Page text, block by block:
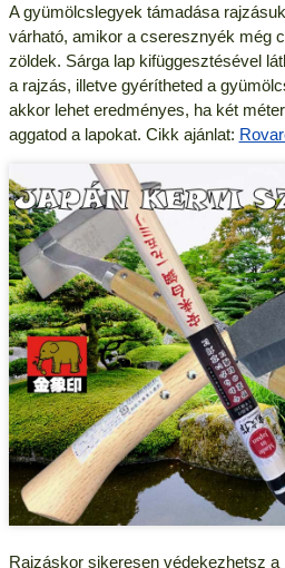
A gyümölcslegyek támadása
várható, amikor a cseresznyék még
zöldek. Sárga lap kifüggesztésével
a rajzás, illetve gyérítheted a
akkor lehet eredményes, ha két
aggatod a lapokat. Cikk ajánlat:
Rajzáskor sikeresen védekezhetsz a